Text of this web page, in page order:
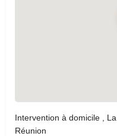
Intervention à domicile , La
Réunion